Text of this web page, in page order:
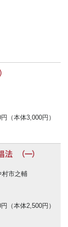
（本体3,000円）
（一）
市之輔
（本体2,500円）